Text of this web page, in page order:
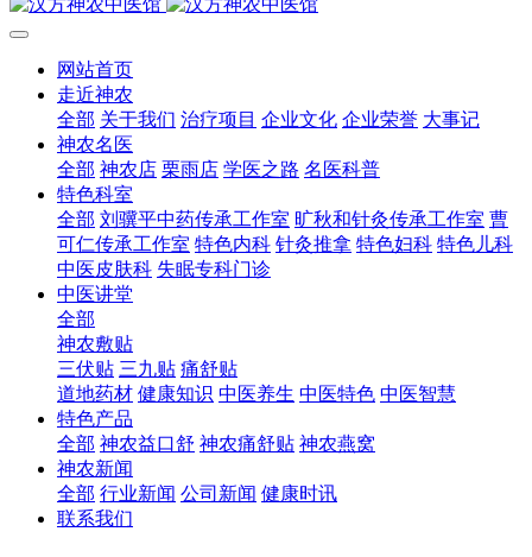
网站首页
走近神农
全部 关于我们 治疗项目 企业文化 企业荣誉 大事记
神农名医
全部 神农店 栗雨店 学医之路 名医科普
特色科室
全部 刘骥平中药传承工作室 旷秋和针灸传承工作室 曹
可仁传承工作室 特色内科 针灸推拿 特色妇科 特色儿科
中医皮肤科 失眠专科门诊
中医讲堂
全部
神农敷贴
三伏贴 三九贴 痛舒贴
道地药材 健康知识 中医养生 中医特色 中医智慧
特色产品
全部 神农益口舒 神农痛舒贴 神农燕窝
神农新闻
全部 行业新闻 公司新闻 健康时讯
联系我们